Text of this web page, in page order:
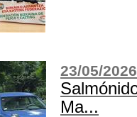
23/05/
Ma...